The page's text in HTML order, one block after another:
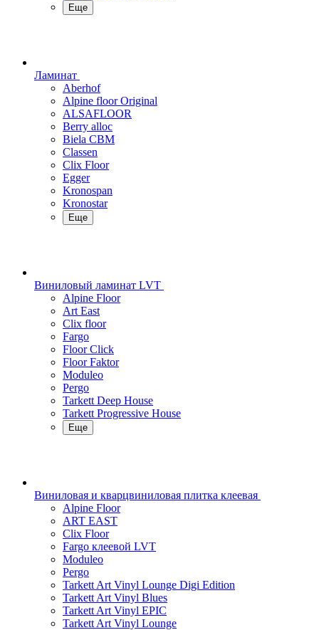
Еще
Ламинат
Aberhof
Alpine floor Original
ALSAFLOOR
Berry alloc
Biela CBM
Classen
Clix Floor
Egger
Kronospan
Kronostar
Еще
Виниловый ламинат LVT
Alpine Floor
Art East
Clix floor
Fargo
Floor Click
Floor Faktor
Moduleo
Pergo
Tarkett Deep House
Tarkett Progressive House
Еще
Виниловая и кварцвиниловая плитка клеевая
Alpine Floor
ART EAST
Clix Floor
Fargo клеевой LVT
Moduleo
Pergo
Tarkett Art Vinyl Lounge Digi Edition
Tarkett Art Vinyl Blues
Tarkett Art Vinyl EPIC
Tarkett Art Vinyl Lounge